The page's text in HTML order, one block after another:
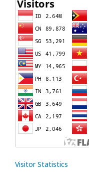
Visitor Statistics